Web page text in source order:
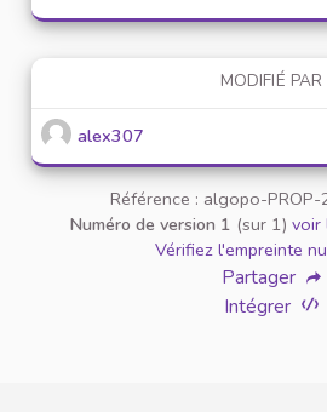
MODIFIÉ PAR
alex307
Référence : algopo-
Numéro de version 1 (sur 1) voir
Vérifiez l'empreinte
Partager
Intégrer